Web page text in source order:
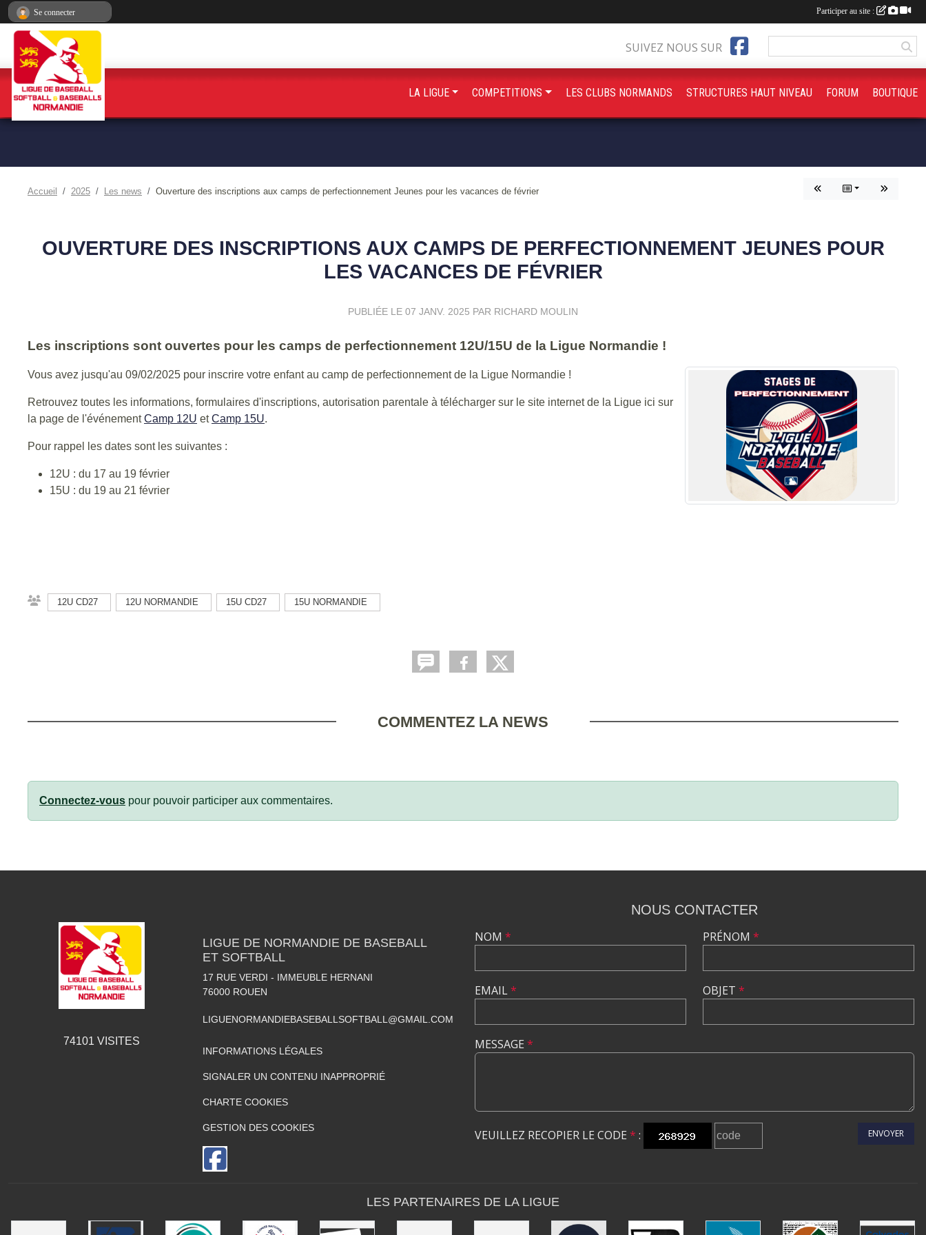
Accueil 2025 Les news Ouverture des inscriptions aux camps de perfectionnement Jeunes pour les vacances de février
OUVERTURE DES INSCRIPTIONS AUX CAMPS DE PERFECTIONNEMENT JEUNES POUR
LES VACANCES DE FÉVRIER
PUBLIÉE LE 07 JANV. 2025 PAR RICHARD MOULIN
Les inscriptions sont ouvertes pour les camps de perfectionnement 12U/15U de la Ligue Normandie !
Vous avez jusqu'au 09/02/2025 pour inscrire votre enfant au camp de perfectionnement de la Ligue Normandie !
Retrouvez toutes les informations, formulaires d'inscriptions, autorisation parentale à télécharger sur le site internet de la Ligue ici sur
la page de l'événementCamp 12U etCamp 15U.
Pour rappel les dates sont les suivantes :
12U : du 17 au 19 février
15U : du 19 au 21 février
12U CD27 12U NORMANDIE 15U CD27 15U NORMANDIE
COMMENTEZ LA NEWS
Connectez-vous pour pouvoir participer aux commentaires.
SUIVEZ NOUS SUR
LA LIGUE COMPETITIONS LES CLUBS NORMANDS STRUCTURES HAUT NIVEAU FORUM BOUTIQUE
74101 VISITES
LIGUE DE NORMANDIE DE BASEBALL
ET SOFTBALL
17 RUE VERDI - IMMEUBLE HERNANI
76000 ROUEN
LIGUENORMANDIEBASEBALLSOFTBALL@GMAIL.COM
INFORMATIONS LÉGALES
SIGNALER UN CONTENU INAPPROPRIÉ
CHARTE COOKIES
GESTION DES COOKIES
NOUS CONTACTER
NOM *
EMAIL*
PRÉNOM *
OBJET *
MESSAGE *
VEUILLEZ RECOPIER LE CODE * : ENVOYER
LES PARTENAIRES DE LA LIGUE
Se connecter Participer au site :
Panneau de gestion des cookies